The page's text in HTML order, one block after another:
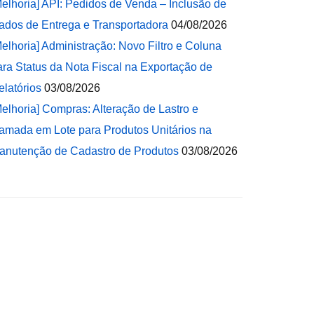
API: Pedidos de Venda – Inclusão de
de Entrega e Transportadora 04/08/2026
Administração: Novo Filtro e Coluna
Status da Nota Fiscal na Exportação de
03/08/2026
Compras: Alteração de Lastro e
em Lote para Produtos Unitários na
de Cadastro de Produtos 03/08/2026